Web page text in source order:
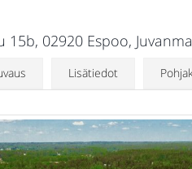
15b, 02920 Espoo,
Lisätiedot